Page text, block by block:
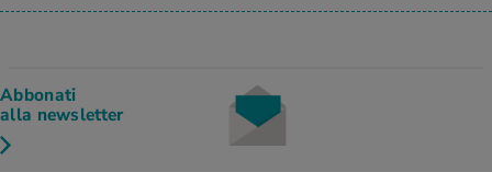
Abbonati
alla newsletter